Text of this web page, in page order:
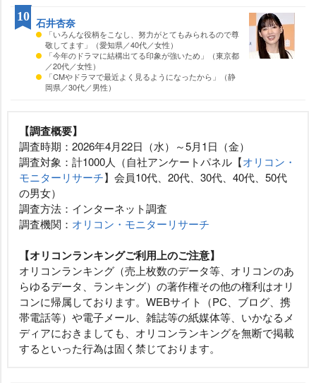
石井杏奈
「いろんな役柄をこなし、努力がとてもみられるので尊
敬してます」（愛知県／40代／女性）
「今年のドラマに結構出てる印象が強いため」（東京都
／20代／女性）
「CMやドラマで最近よく見るようになったから」（静
岡県／30代／男性）
10
【調査概要】
調査時期：2026年4月22日（水）～5月1日（金）
調査対象：計1000人（自社アンケートパネル【オリコン・
モニターリサーチ】会員10代、20代、30代、40代、50代
の男女）
調査方法：インターネット調査
調査機関： オリコン・モニターリサーチ
【オリコンランキングご利用上のご注意】
オリコンランキング（売上枚数のデータ等、オリコンのあ
らゆるデータ、ランキング）の著作権その他の権利はオリ
コンに帰属しております。WEBサイト（PC、ブログ、携
帯電話等）や電子メール、雑誌等の紙媒体等、いかなるメ
ディアにおきましても、オリコンランキングを無断で掲載
するといった行為は固く禁じております。